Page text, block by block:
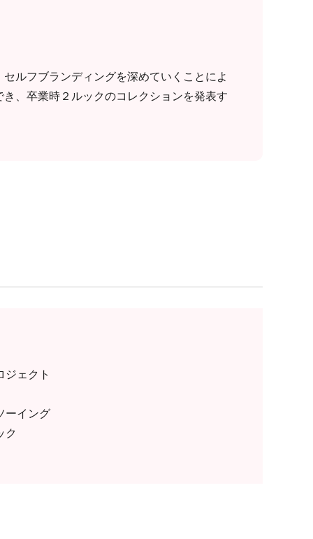
ルフブランディングを深めていくことによ
、卒業時２ルックのコレクションを発表す
ジェクト
ーイング
ク